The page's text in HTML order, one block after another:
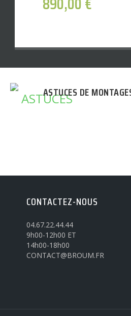
ASTUCES DE
CONTACTEZ-NOUS
04.67.22.44.44
9h00-12h00 ET
14h00-18h00
CONTACT@BROUM.FR